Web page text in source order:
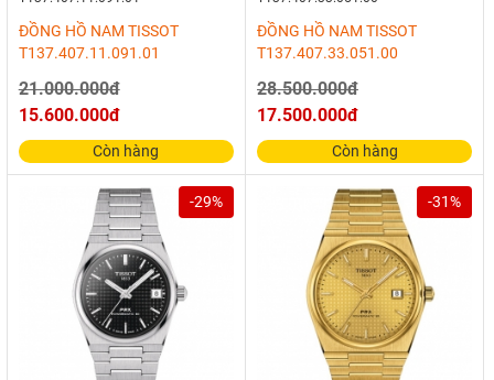
ĐỒNG HỒ NAM TISSOT
T137.407.11.091.01
21.000.000đ
15.600.000đ
Còn hàng
ĐỒNG HỒ NAM TISSOT
T137.407.33.051.00
28.500.000đ
17.500.000đ
Còn hàng
-29% -31%